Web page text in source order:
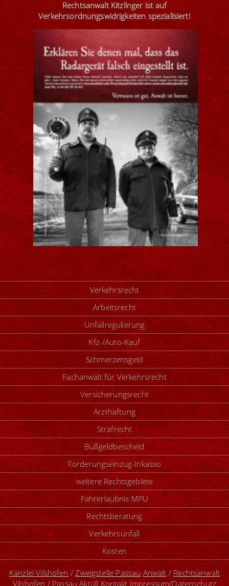
Rechtsanwalt Kitzlinger istauf
Verkehrsordnungswidrigkeitenspezialisiert!
Verkehrsrecht
Arbeitsrecht
Unfallregulierung
Kfz-/Auto-Kauf
Schmerzensgeld
Fachanwalt für Verkehrsrecht
Versicherungsrecht
Arzthaftung
Strafrecht
Bußgeldbescheid
Forderungseinzug-Inkasso
weitere Rechtsgebiete
Fahrerlaubnis MPU
Rechtsberatung
Verkehrsunfall
Kosten
Kanzlei Vilshofen/Zweigstelle Passau Anwalt/Rechtsanwalt
Vilshofen/Passau Aktüll Kontakt Impressum/Datenschutz